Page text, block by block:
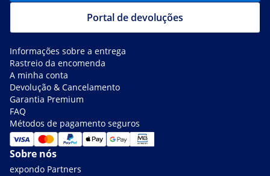
Portal de devoluções
Informações sobre a entrega
Rastreio da encomenda
A minha conta
Devolução & Cancelamento
Garantia Premium
FAQ
Métodos de pagamento seguros
Sobre nós
expondo Partners